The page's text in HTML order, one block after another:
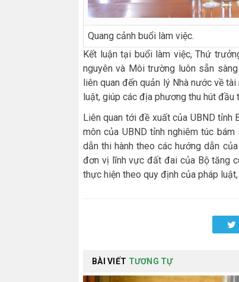
Quang cảnh buổi làm việc.
Kết luận tại buổi làm việc, Thứ
nguyên và Môi trường luôn sẵn
liên quan đến quản lý Nhà nước về
luật, giúp các địa phương thu hút đầu
Liên quan tới đề xuất của UBND tỉnh
môn của UBND tỉnh nghiêm túc
dẫn thi hành theo các hướng dẫn
đơn vị lĩnh vực đất đai của Bộ tăng
thực hiện theo quy định của pháp
BÀI VIẾT TƯƠNG TỰ